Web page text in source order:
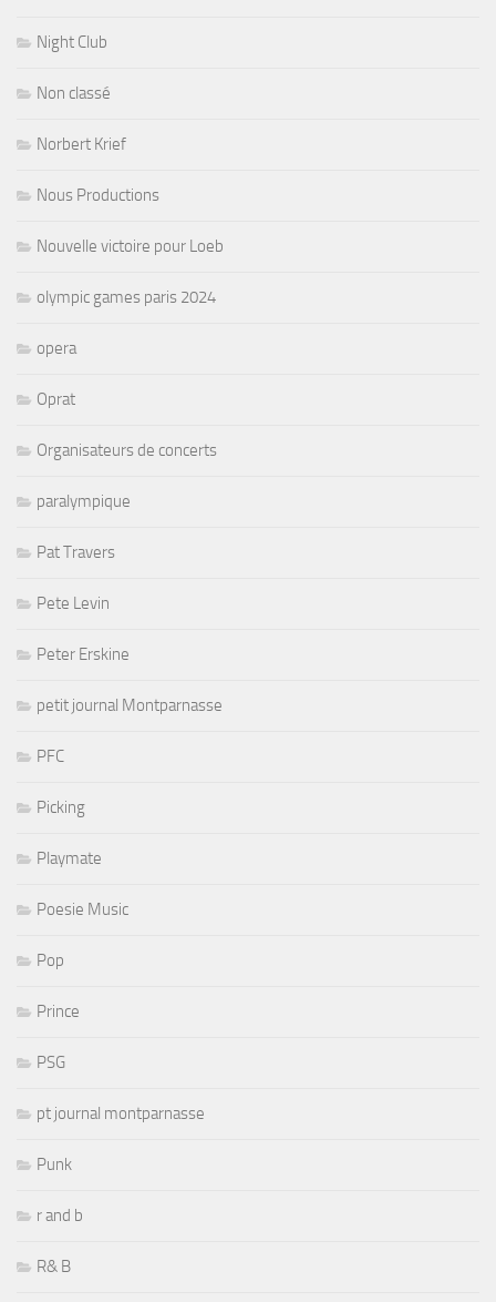
Night Club
Non classé
Norbert Krief
Nous Productions
Nouvelle victoire pour Loeb
olympic games paris 2024
opera
Oprat
Organisateurs de concerts
paralympique
Pat Travers
Pete Levin
Peter Erskine
petit journal Montparnasse
PFC
Picking
Playmate
Poesie Music
Pop
Prince
PSG
pt journal montparnasse
Punk
r and b
R& B